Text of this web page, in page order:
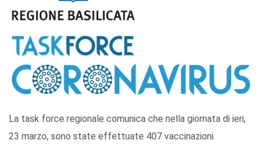
La task force regionale comunica che nella giornata di ieri,
23 marzo, sono state effettuate 407 vaccinazioni.